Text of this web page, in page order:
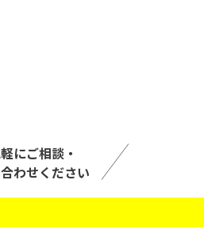
にご相談・
わせください